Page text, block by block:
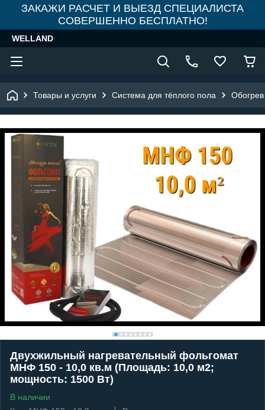
ЗАКАЖИ РАСЧЕТ И ВЫЕЗД СПЕЦИАЛИСТА
СОВЕРШЕННО БЕСПЛАТНО!
WELLAND
Товары и услуги Система для тёплого пола
Двухжильный нагревательный фольгомат
МНФ 150 - 10,0 кв.м (Площадь: 10,0 м2;
мощность: 1500 Вт)
В наличии